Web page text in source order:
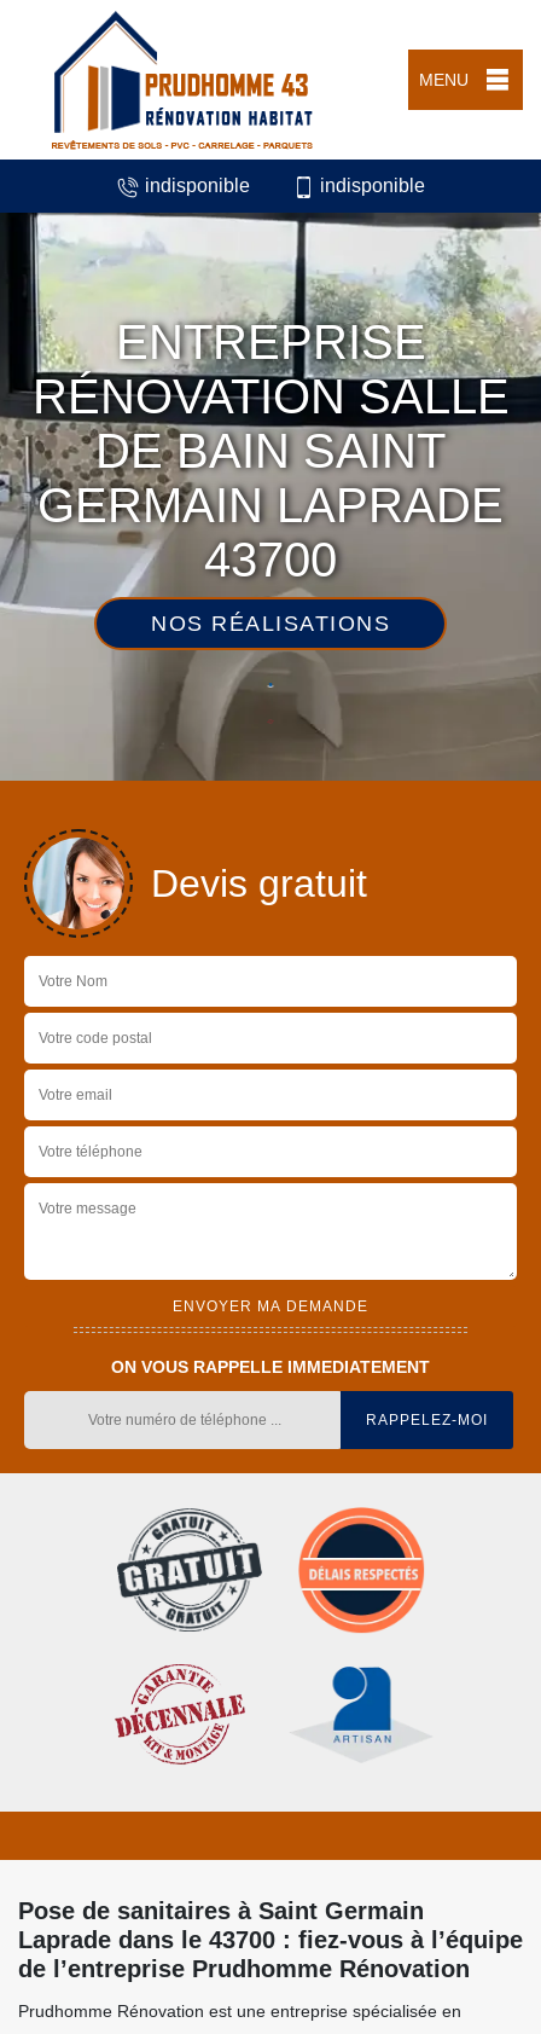
MENU
indisponible indisponible
ENTREPRISE
RÉNOVATION SALLE
DE BAIN SAINT
GERMAIN LAPRADE
43700
NOS RÉALISATIONS
Devis gratuit
ON VOUS RAPPELLE IMMEDIATEMENT
Pose de sanitaires à Saint Germain
Laprade dans le 43700 : fiez-vous à l’équipe
de l’entreprise Prudhomme Rénovation
Prudhomme Rénovation est une entreprise spécialisée en